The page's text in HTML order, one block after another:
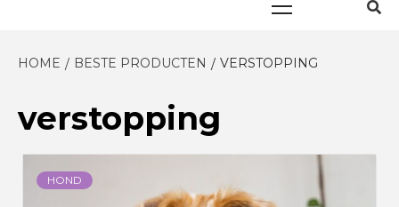
HOME BESTE PRODUCTEN VERSTOPPING
verstopping
HOND